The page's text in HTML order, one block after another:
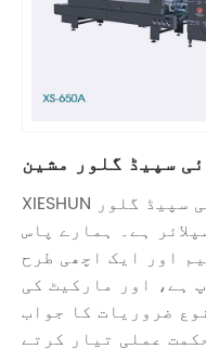
سپیڈ گلور مشین
XIESHUN سٹریٹ لائن آٹومیٹک ہائی سپیڈ گلور
ہے۔ ہمارے پاس
اور ایک اچھی طرح
ہے، اور مارکیٹ کی
ضروریات کا جواب
عملی تیار کرتے